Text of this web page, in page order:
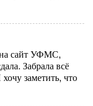
на сайт УФМС,
Забрала всё
заметить, что